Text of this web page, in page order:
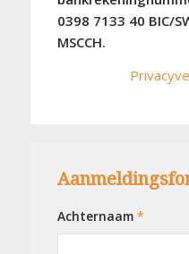
0398 7133 40 BIC/
MSCCH.
Achternaam *